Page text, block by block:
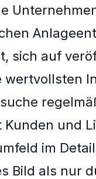
sich auf
wertvollsten
Kunden und
im
Bild als nur